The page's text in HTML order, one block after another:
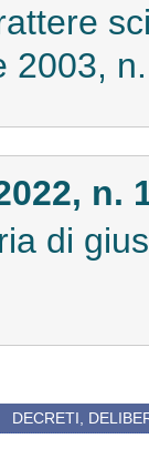
2003,
n.
di
DECRETI,